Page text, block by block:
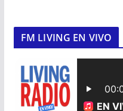
FM LIVING EN VIVO